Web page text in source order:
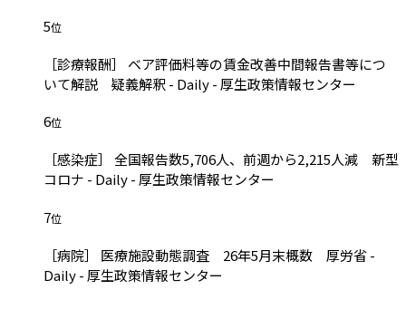
5位
［診療報酬］ ベア評価料等の賃金改善中間報告書等につ
いて解説 疑義解釈 - Daily - 厚生政策情報センター
6位
［感染症］ 全国報告数5,706人、前週から2,215人減 新型
コロナ - Daily - 厚生政策情報センター
7位
［病院］ 医療施設動態調査 26年5月末概数 厚労省 -
Daily - 厚生政策情報センター